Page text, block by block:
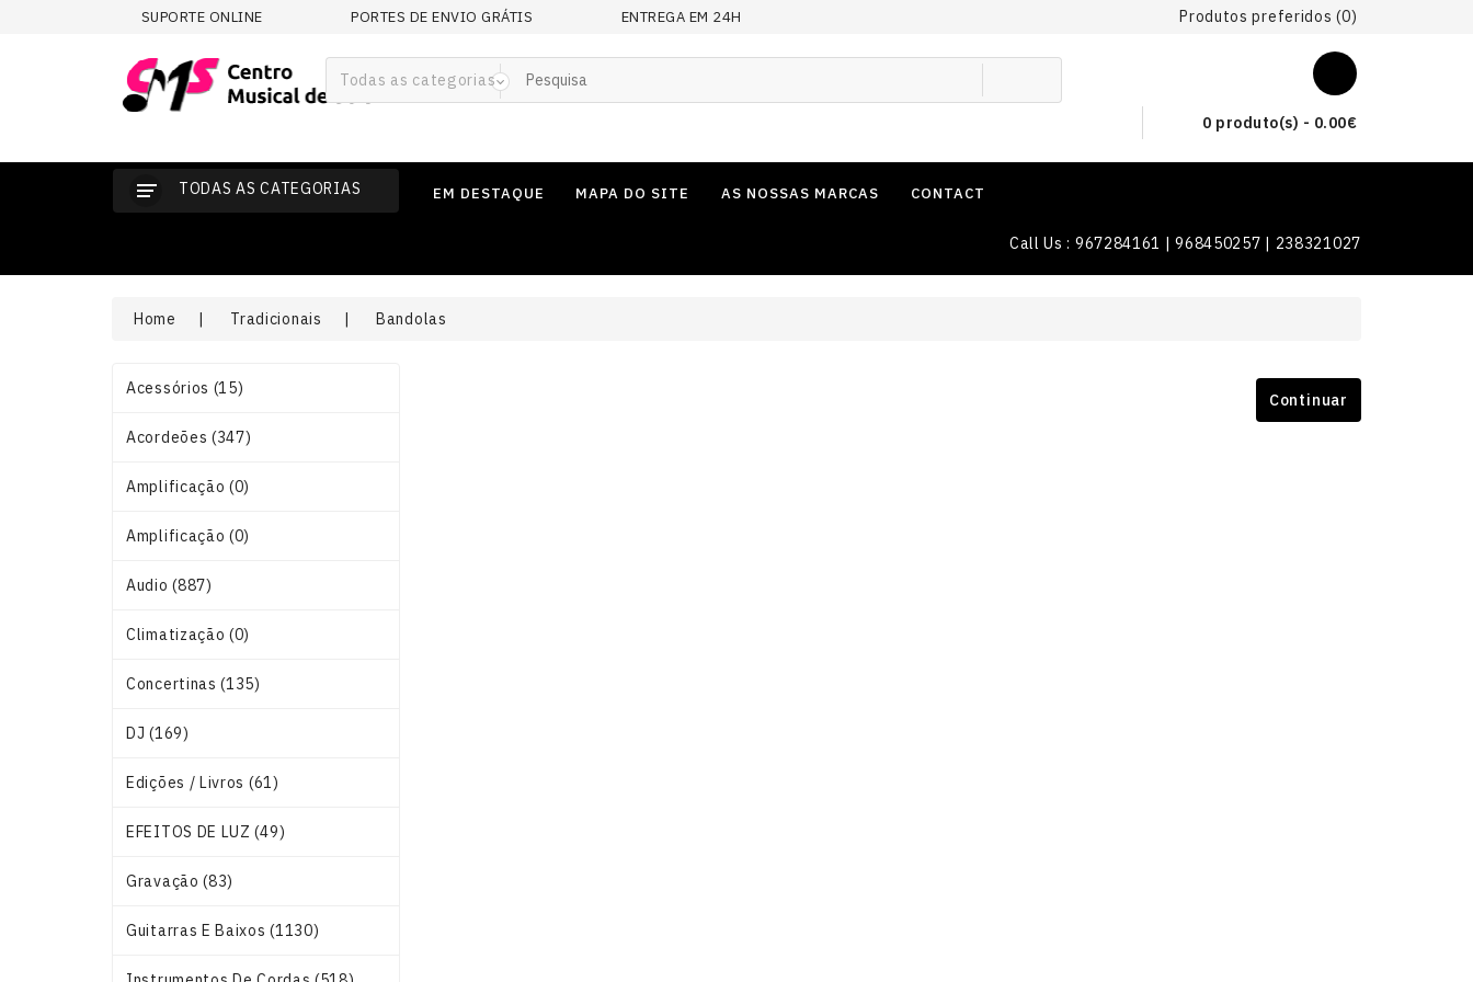
SUPORTE ONLINE PORTES DE ENVIO GRÁTIS ENTREGA EM 24H Produtos preferidos (0)
Todas as categorias
0 produto(s) - 0.00€
TODAS AS CATEGORIAS EM DESTAQUE MAPA DO SITE AS NOSSAS MARCAS CONTACT
Call Us : 967284161 | 968450257 | 238321027
Home Tradicionais Bandolas
Acessórios (15)
Acordeões (347)
Amplificação (0)
Amplificação (0)
Audio (887)
Climatização (0)
Concertinas (135)
DJ (169)
Edições / Livros (61)
EFEITOS DE LUZ (49)
Gravação (83)
Guitarras E Baixos (1130)
Continuar